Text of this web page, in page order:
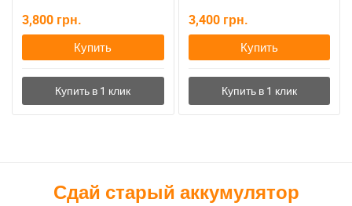
3,800 грн.
Купить
3,400 грн.
Купить
Сдай старый аккумулятор